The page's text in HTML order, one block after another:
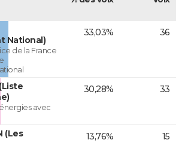
National)
de la France
33,03% 36
avec
30,28% 33
(Les
13,76% 15